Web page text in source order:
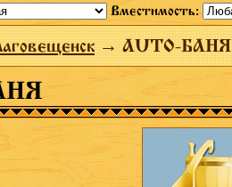
Вместимость:
→ AUTO-БАНЯ